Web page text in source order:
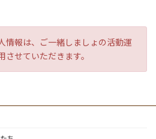
情報は、ご一緒しましょの活動運
せていただきます。